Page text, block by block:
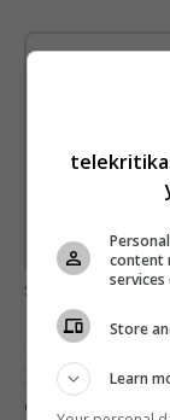
загрузка...
Попередня
CЛУЖБА
content
Store
Learn